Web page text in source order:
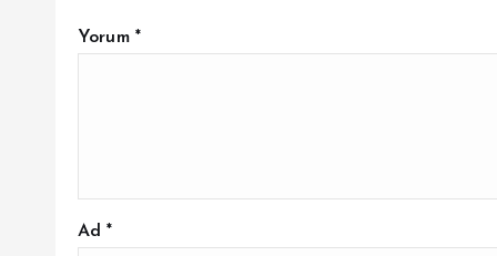
Yorum *
Ad*